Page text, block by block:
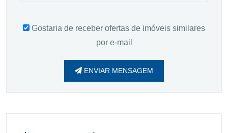
Gostaria de receber ofertas de imóveis similares
por e-mail
ENVIAR MENSAGEM